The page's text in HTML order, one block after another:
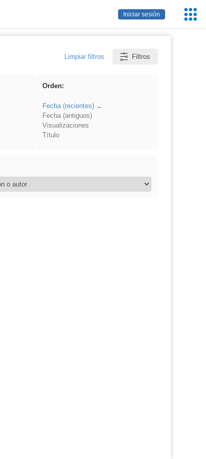
Iniciar sesión
Limpiar filtros Filtros
Orden:
Fecha (recientes)
Fecha (antiguos)
Visualizaciones
Título